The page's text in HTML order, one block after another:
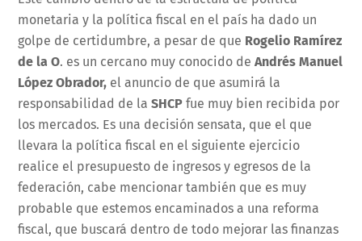
monetaria y la política fiscal en el país ha dado un
golpe de certidumbre, a pesar de que Rogelio Ramírez
de la O. es un cercano muy conocido deAndrés Manuel
López Obrador, el anuncio de que asumirá la
responsabilidad de laSHCPfue muy bien recibida por
los mercados. Es una decisión sensata, que el que
llevara la política fiscal en el siguiente ejercicio
realice el presupuesto de ingresos y egresos de la
federación, cabe mencionar también que es muy
probable que estemos encaminados a una reforma
fiscal, que buscará dentro de todo mejorar las finanzas